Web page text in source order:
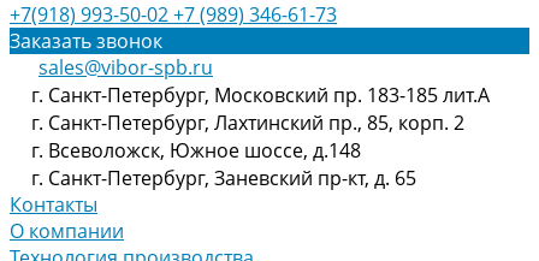
+7(918) 993-50-02+7 (989) 346-61-73
Заказать звонок
sales@vibor-spb.ru
г. Санкт-Петербург, Московский пр. 183-185 лит.А
г. Санкт-Петербург, Лахтинский пр., 85, корп. 2
г. Всеволожск, Южное шоссе, д.148
г. Санкт-Петербург, Заневский пр-кт, д. 65
Контакты
О компании